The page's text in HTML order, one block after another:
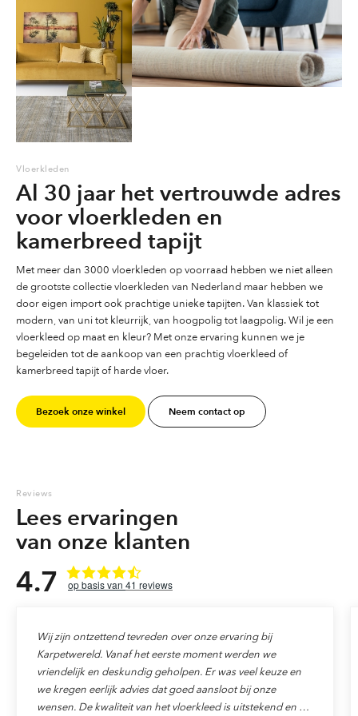
productpagina
de
productpagina
Vloerkleden
Al 30 jaar het vertrouwde adres
voor vloerkleden en
kamerbreed tapijt
Met meer dan 3000 vloerkleden op voorraad hebben we niet alleen
de grootste collectie vloerkleden van Nederland maar hebben we
door eigen import ook prachtige unieke tapijten. Van klassiek tot
modern, van uni tot kleurrijk, van hoogpolig tot laagpolig. Wil je een
vloerkleed op maat en kleur? Met onze ervaring kunnen we je
begeleiden tot de aankoop van een prachtig vloerkleed of
kamerbreed tapijt of harde vloer.
Bezoek onze winkel Neem contact op
Reviews
Lees ervaringen
van onze klanten
4.7 41 reviews
Wij zijn ontzettend tevreden over onze ervaring bij
Karpetwereld. Vanaf het eerste moment werden we
vriendelijk en deskundig geholpen. Er was veel keuze en
we kregen eerlijk advies dat goed aansloot bij onze
wensen. De kwaliteit van het vloerkleed is uitstekend en de